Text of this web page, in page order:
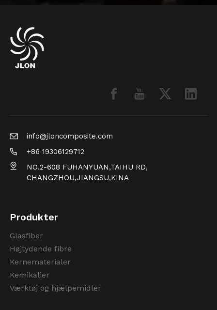
info@jloncomposite.com
+86 19306129712
NO.2-608 FUHANYUAN,TAIHU RD,
CHANGZHOU,JIANGSU,KINA
Produkter
Glasfiber
Højtydende fibre
Kernematerialer
Kemikalier
Værktøj og hjælpemidler